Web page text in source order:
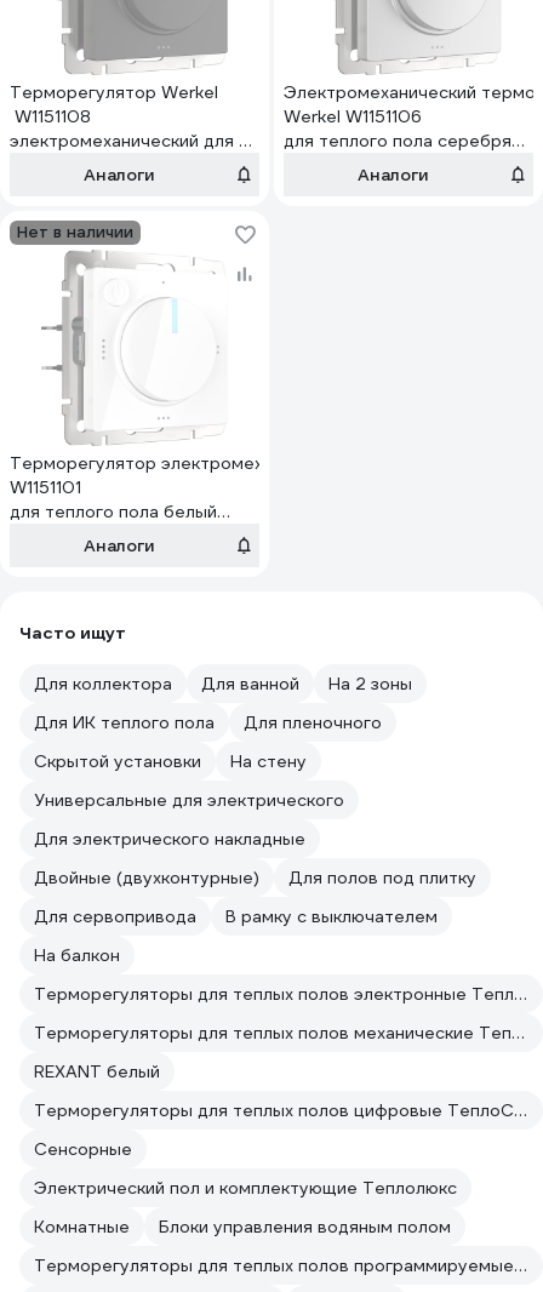
Терморегулятор Werkel
W1151108
электромеханический для теплого пола
черный a051624
Аналоги
Электромеханический
Werkel W1151106
для теплого пола серебряный
Аналоги
Нет в наличии
Терморегулятор электромеханический Werkel
W1151101
для теплого пола белый
Аналоги
Часто ищут
Для коллектора Для ванной
На 2 зоны
Для ИК теплого пола
Для пленочного
Скрытой установки
На стену
Универсальные для электрического
Для электрического накладные
Двойные (двухконтурные)
Для полов под плитку
Для сервопривода
В рамку с выключателем
На балкон
Терморегуляторы для теплых полов электронные ТеплоСофт
Терморегуляторы для теплых полов механические ТеплоСофт
REXANT белый
Терморегуляторы для теплых полов цифровые ТеплоСофт
Сенсорные
Электрический пол и комплектующие Теплолюкс
Комнатные
Блоки управления водяным полом
Терморегуляторы для теплых полов программируемые IQWATT